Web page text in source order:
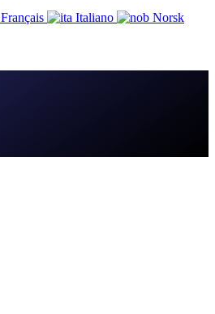
Français Italiano
Norsk